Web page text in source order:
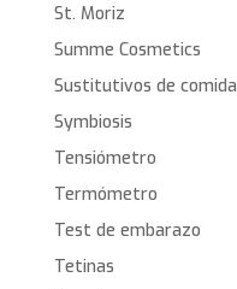
St. Moriz
Summe Cosmetics
Sustitutivos de comida
Symbiosis
Tensiómetro
Termómetro
Test de embarazo
Tetinas